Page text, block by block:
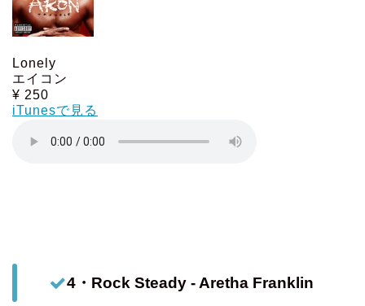
Lonely
エイコン
¥ 250
iTunesで見る
4・Rock Steady - Aretha Franklin